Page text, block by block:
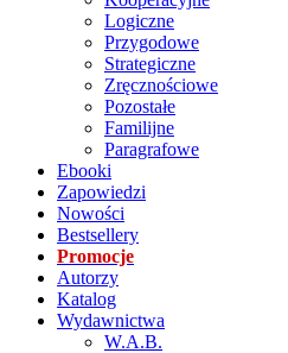
Logiczne
Przygodowe
Strategiczne
Zręcznościowe
Pozostałe
Familijne
Paragrafowe
Ebooki
Zapowiedzi
Nowości
Bestsellery
Promocje
Autorzy
Katalog
Wydawnictwa
W.A.B.